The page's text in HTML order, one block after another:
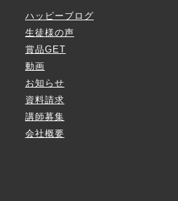
ハッピーブログ
生徒様の声
賞品GET
動画
お知らせ
資料請求
講師募集
会社概要